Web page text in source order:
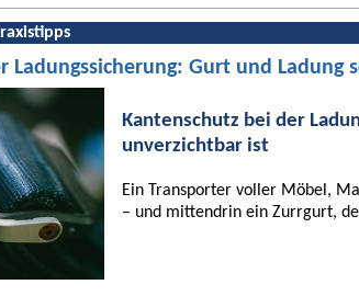
Ladungssicherung: Gurt und Ladung
Kantenschutz bei der
unverzichtbar ist
Ein Transporter voller Möbel,
– und mittendrin ein Zurrgurt,